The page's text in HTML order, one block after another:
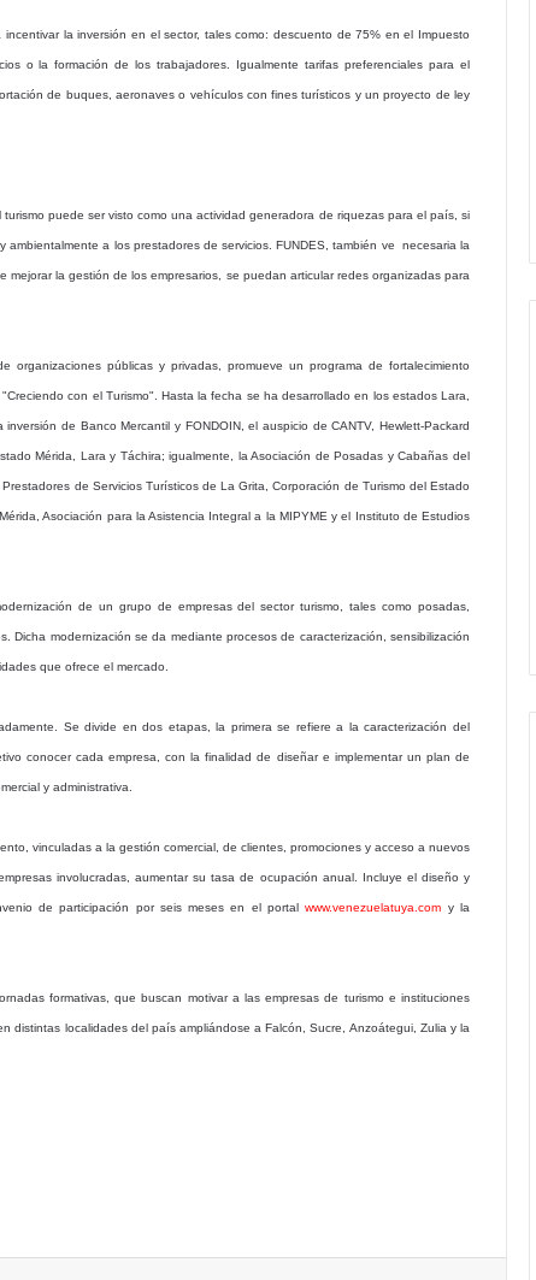
la inversión en el sector, tales como: descuento de 75% en el Impuesto
o la formación de los trabajadores. Igualmente tarifas preferenciales para el
de buques, aeronaves o vehículos con fines turísticos y un proyecto de ley
puede ser visto como una actividad generadora de riquezas para el país, si
ambientalmente a los prestadores de servicios. FUNDES, también ve necesaria la
la gestión de los empresarios, se puedan articular redes organizadas para
públicas y privadas, promueve un programa de fortalecimiento
con el Turismo". Hasta la fecha se ha desarrollado en los estados Lara,
de Banco Mercantil y FONDOIN, el auspicio de CANTV, Hewlett-Packard
Mérida, Lara y Táchira; igualmente, la Asociación de Posadas y Cabañas del
de Servicios Turísticos de La Grita, Corporación de Turismo del Estado
Asociación para la Asistencia Integral a la MIPYME y el Instituto de Estudios
de un grupo de empresas del sector turismo, tales como posadas,
modernización se da mediante procesos de caracterización, sensibilización
que ofrece el mercado.
Se divide en dos etapas, la primera se refiere a la caracterización del
conocer cada empresa, con la finalidad de diseñar e implementar un plan de
y administrativa.
vinculadas a la gestión comercial, de clientes, promociones y acceso a nuevos
involucradas, aumentar su tasa de ocupación anual. Incluye el diseño y
de participación por seis meses en el portalwww.venezuelatuya.com y la
formativas, que buscan motivar a las empresas de turismo e instituciones
distintas localidades del país ampliándose a Falcón, Sucre, Anzoátegui, Zulia y la